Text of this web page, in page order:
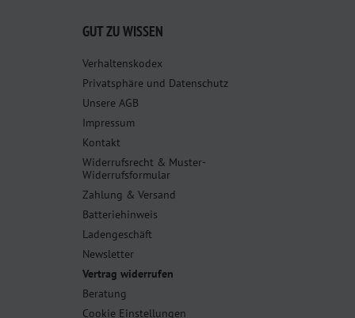
GUT ZU WISSEN
Verhaltenskodex
Privatsphäre und Datenschutz
Unsere AGB
Impressum
Kontakt
Widerrufsrecht & Muster-
Widerrufsformular
Zahlung & Versand
Batteriehinweis
Ladengeschäft
Newsletter
Vertrag widerrufen
Beratung
Cookie Einstellungen